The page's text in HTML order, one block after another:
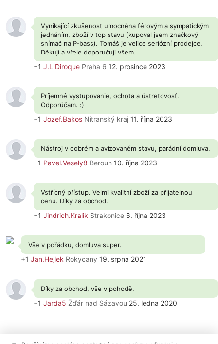
Vynikající zkušenost umocněna férovým a sympatickým
jednáním, zboží v top stavu (kupoval jsem značkový
snímač na P-bass). Tomáš je velice seriózní prodejce.
Děkuji a vřele doporučuji všem.
+1 J.L.Diroque Praha 6 12. prosince 2023
Príjemné vystupovanie, ochota a ústretovosť.
Odporúčam. :)
+1 Jozef.Bakos Nitranský kraj 11. října 2023
Nástroj v dobrém a avizovaném stavu, parádní domluva.
+1 Pavel.Vesely8 Beroun 10. října 2023
Vstřícný přístup. Velmi kvalitní zboží za přijatelnou
cenu. Díky za obchod.
+1 Jindrich.Kralik Strakonice 6. října 2023
Vše v pořádku, domluva super.
+1 Jan.Hejlek Rokycany 19. srpna 2021
Díky za obchod, vše v pohodě.
+1 Jarda5 Žďár nad Sázavou 25. ledna 2020